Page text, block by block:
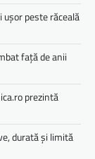
peste răceală
față de anii
prezintă
durată și limită